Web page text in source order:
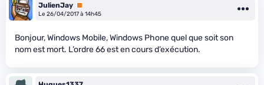
JulienJay Premium
Le 26/04/2017 à 14h45
Bonjour, Windows Mobile, Windows Phone quel que soit son
nom est mort. L’ordre 66 est en cours d’exécution.